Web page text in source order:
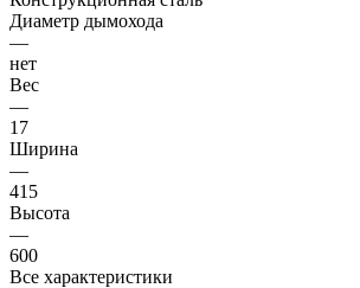
Диаметр дымохода
—
нет
Вес
—
17
Ширина
—
415
Высота
—
600
Все характеристики